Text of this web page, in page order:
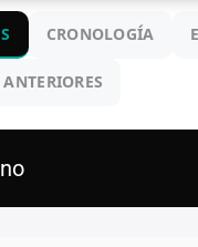
CRONOLOGÍA